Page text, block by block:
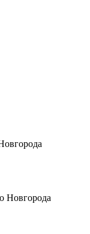
Новгорода